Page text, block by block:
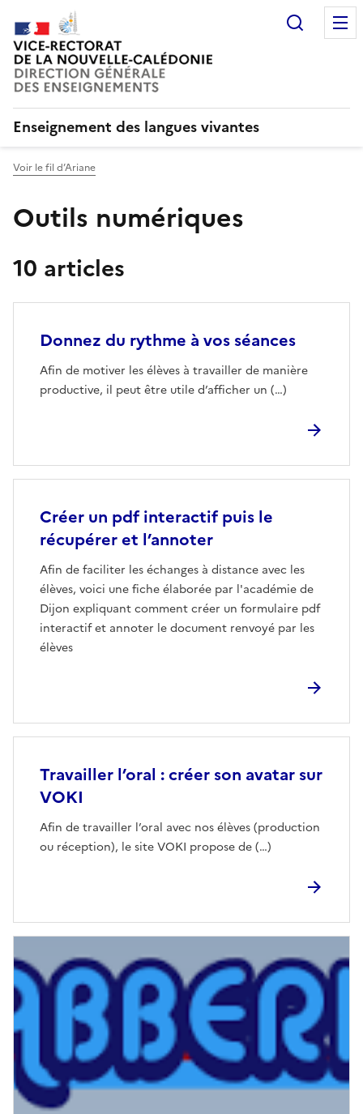
Enseignement des langues vivantes
Voir le fil d’Ariane
Outils numériques
10 articles
Donnez du rythme à vos séances
Afin de motiver les élèves à travailler de manière
productive, il peut être utile d’afficher un (…)
Créer un pdf interactif puis le
récupérer et l’annoter
Afin de faciliter les échanges à distance avec les
élèves, voici une fiche élaborée par l'académie de
Dijon expliquant comment créer un formulaire pdf
interactif et annoter le document renvoyé par les
élèves
Travailler l’oral : créer son avatar sur
VOKI
Afin de travailler l’oral avec nos élèves (production
ou réception), le site VOKI propose de (…)